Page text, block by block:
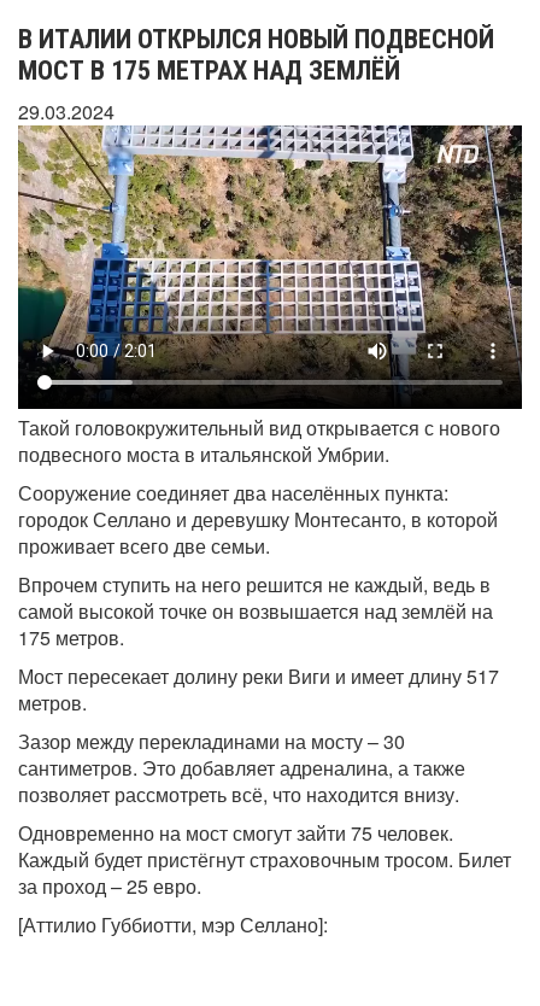
В ИТАЛИИ ОТКРЫЛСЯ НОВЫЙ ПОДВЕСНОЙ
МОСТ В 175 МЕТРАХ НАД ЗЕМЛЁЙ
29.03.2024
Такой головокружительный вид открывается с нового
подвесного моста в итальянской Умбрии.
Сооружение соединяет два населённых пункта:
городок Селлано и деревушку Монтесанто, в которой
проживает всего две семьи.
Впрочем ступить на него решится не каждый, ведь в
самой высокой точке он возвышается над землёй на
175 метров.
Мост пересекает долину реки Виги и имеет длину 517
метров.
Зазор между перекладинами на мосту – 30
сантиметров. Это добавляет адреналина, а также
позволяет рассмотреть всё, что находится внизу.
Одновременно на мост смогут зайти 75 человек.
Каждый будет пристёгнут страховочным тросом. Билет
за проход – 25 евро.
[Аттилио Губбиотти, мэр Селлано]: